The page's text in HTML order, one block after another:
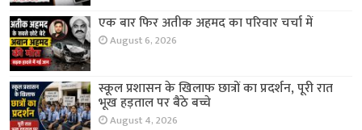
एक बार फिर अतीक अहमद का परिवार चर्चा में
August 6, 2026
स्कूल प्रशासन के खिलाफ छात्रों का प्रदर्शन, पूरी रात
भूख हड़ताल पर बैठे बच्चे
August 4, 2026